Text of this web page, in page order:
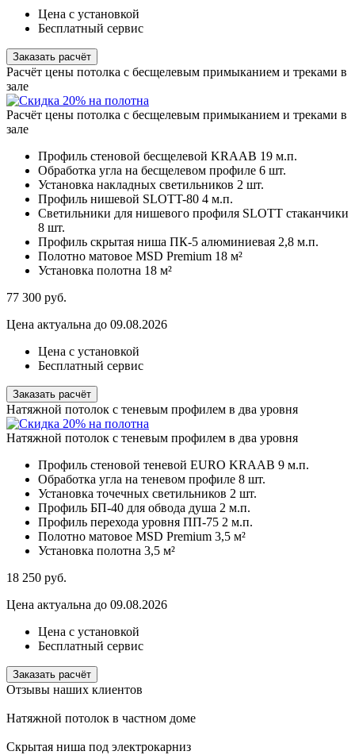
Цена с установкой
Бесплатный сервис
Заказать расчёт
Расчёт цены потолка с бесщелевым примыканием и треками в
зале
Расчёт цены потолка с бесщелевым примыканием и треками в
зале
Профиль стеновой бесщелевой KRAAB 19 м.п.
Обработка угла на бесщелевом профиле 6 шт.
Установка накладных светильников 2 шт.
Профиль нишевой SLOTT-80 4 м.п.
Светильники для нишевого профиля SLOTT стаканчики
8 шт.
Профиль скрытая ниша ПК-5 алюминиевая 2,8 м.п.
Полотно матовое MSD Premium 18 м²
Установка полотна 18 м²
77 300 руб.
Цена актуальна до 09.08.2026
Цена с установкой
Бесплатный сервис
Заказать расчёт
Натяжной потолок с теневым профилем в два уровня
Натяжной потолок с теневым профилем в два уровня
Профиль стеновой теневой EURO KRAAB 9 м.п.
Обработка угла на теневом профиле 8 шт.
Установка точечных светильников 2 шт.
Профиль БП-40 для обвода душа 2 м.п.
Профиль перехода уровня ПП-75 2 м.п.
Полотно матовое MSD Premium 3,5 м²
Установка полотна 3,5 м²
18 250 руб.
Цена актуальна до 09.08.2026
Цена с установкой
Бесплатный сервис
Заказать расчёт
Отзывы наших клиентов
Натяжной потолок в частном доме
Скрытая ниша под электрокарниз